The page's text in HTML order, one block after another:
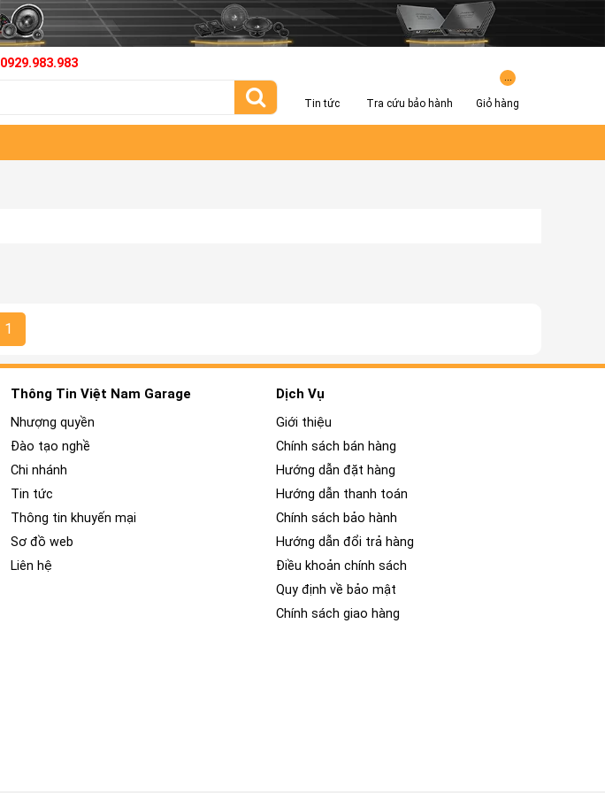
0929.983.983
Tin tức Tra cứu bảo hành Giỏ hàng
1
Thông Tin Việt Nam Garage
Nhượng quyền
Đào tạo nghề
Chi nhánh
Tin tức
Thông tin khuyến mại
Sơ đồ web
Liên hệ
Dịch Vụ
Giới thiệu
Chính sách bán hàng
Hướng dẫn đặt hàng
Hướng dẫn thanh toán
Chính sách bảo hành
Hướng dẫn đổi trả hàng
Điều khoản chính sách
Quy định về bảo mật
Chính sách giao hàng